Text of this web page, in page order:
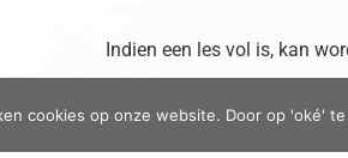
Indien een les vol is, kan
cookies op onze website. Door op 'oké'